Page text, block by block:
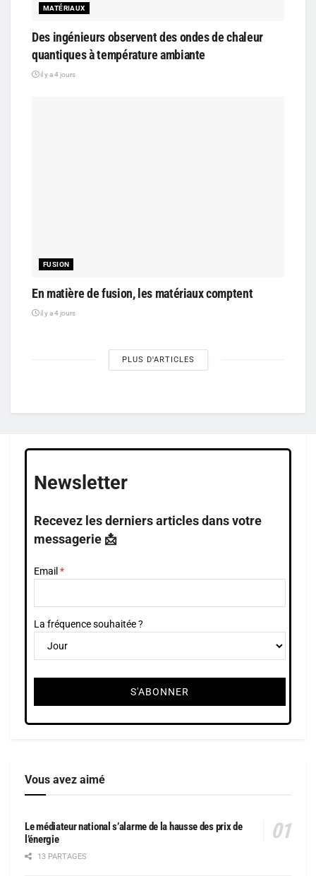
MATÉRIAUX
Des ingénieurs observent des ondes de chaleur
quantiques à température ambiante
il y a 4 jours
FUSION
En matière de fusion, les matériaux comptent
il y a 4 jours
PLUS D'ARTICLES
Newsletter
Recevez les derniers articles dans votre
messagerie 📩
Email
La fréquence souhaitée ?
Vous avez aimé
Le médiateur national s’alarme de la hausse des prix de
l’énergie
13 PARTAGES